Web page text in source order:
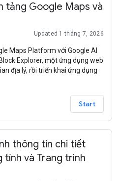
tảng Google Maps và
Updated 1 tháng 7, 2026
Maps Platform với Google AI
Explorer, một ứng dụng web
địa lý, rồi triển khai ứng dụng
Start
thông tin chi tiết
tính và Trang trình